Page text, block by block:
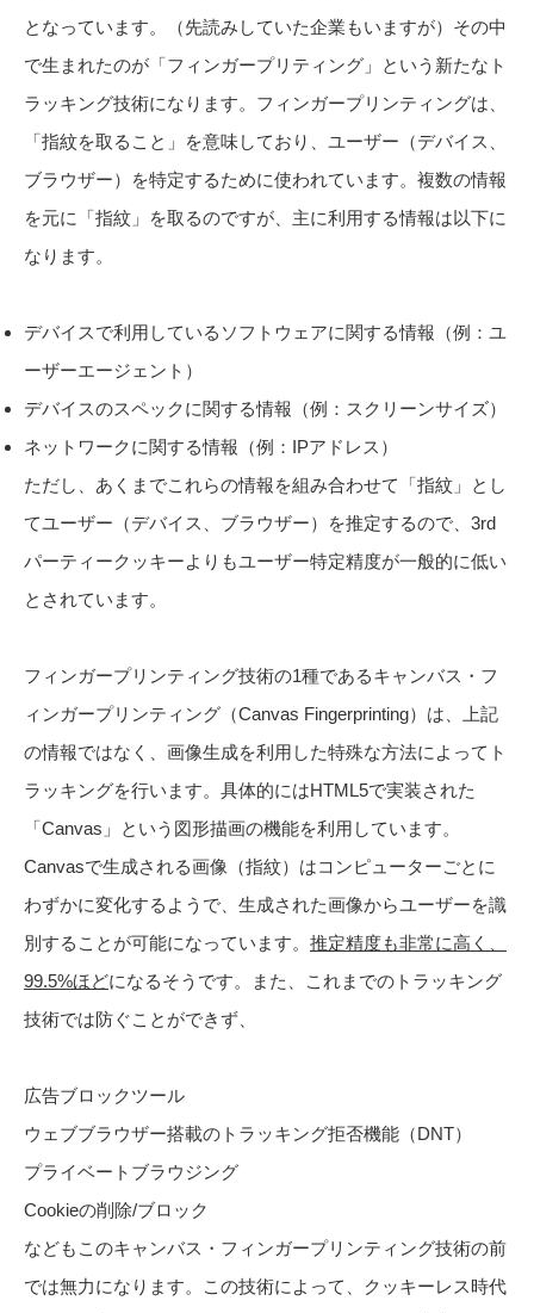
となっています。（先読みしていた企業もいますが）その中
で生まれたのが「フィンガープリティング」という新たなト
ラッキング技術になります。フィンガープリンティングは、
「指紋を取ること」を意味しており、ユーザー（デバイス、
ブラウザー）を特定するために使われています。複数の情報
を元に「指紋」を取るのですが、主に利用する情報は以下に
なります。
デバイスで利用しているソフトウェアに関する情報（例：ユ
ーザーエージェント）
デバイスのスペックに関する情報（例：スクリーンサイズ）
ネットワークに関する情報（例：IPアドレス）
ただし、あくまでこれらの情報を組み合わせて「指紋」とし
てユーザー（デバイス、ブラウザー）を推定するので、3rd
パーティークッキーよりもユーザー特定精度が一般的に低い
とされています。
フィンガープリンティング技術の1種であるキャンバス・フ
ィンガープリンティング（Canvas Fingerprinting）は、上記
の情報ではなく、画像生成を利用した特殊な方法によってト
ラッキングを行います。具体的にはHTML5で実装された
「Canvas」という図形描画の機能を利用しています。
Canvasで生成される画像（指紋）はコンピューターごとに
わずかに変化するようで、生成された画像からユーザーを識
別することが可能になっています。 推定精度も非常に高く、
99.5%ほどになるそうです。また、これまでのトラッキング
技術では防ぐことができず、
広告ブロックツール
ウェブブラウザー搭載のトラッキング拒否機能（DNT）
プライベートブラウジング
Cookieの削除/ブロック
などもこのキャンバス・フィンガープリンティング技術の前
では無力になります。この技術によって、クッキーレス時代